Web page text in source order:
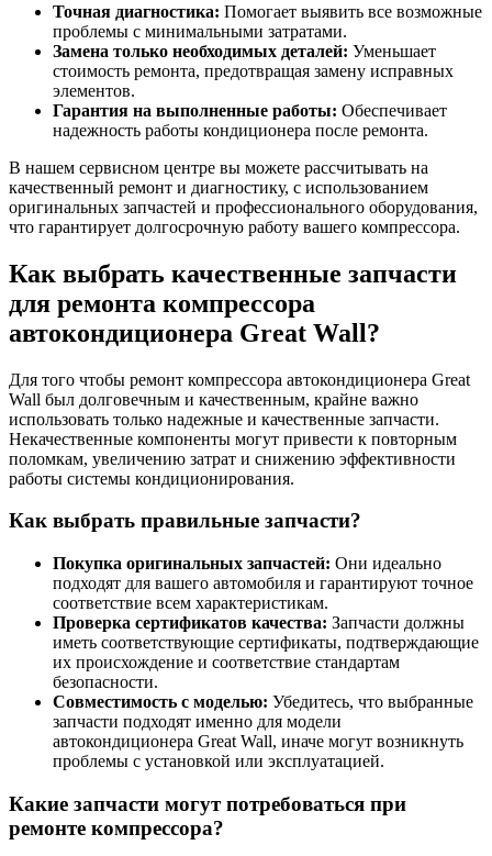
Точная диагностика: Помогает выявить все возможные
проблемы с минимальными затратами.
Замена только необходимых деталей: Уменьшает
стоимость ремонта, предотвращая замену исправных
элементов.
Гарантия на выполненные работы: Обеспечивает
надежность работы кондиционера после ремонта.
В нашем сервисном центре вы можете рассчитывать на
качественный ремонт и диагностику, с использованием
оригинальных запчастей и профессионального оборудования,
что гарантирует долгосрочную работу вашего компрессора.
Как выбрать качественные запчасти
для ремонта компрессора
автокондиционера Great Wall?
Для того чтобы ремонт компрессора автокондиционера Great
Wall был долговечным и качественным, крайне важно
использовать только надежные и качественные запчасти.
Некачественные компоненты могут привести к повторным
поломкам, увеличению затрат и снижению эффективности
работы системы кондиционирования.
Как выбрать правильные запчасти?
Покупка оригинальных запчастей: Они идеально
подходят для вашего автомобиля и гарантируют точное
соответствие всем характеристикам.
Проверка сертификатов качества: Запчасти должны
иметь соответствующие сертификаты, подтверждающие
их происхождение и соответствие стандартам
безопасности.
Совместимость с моделью: Убедитесь, что выбранные
запчасти подходят именно для модели
автокондиционера Great Wall, иначе могут возникнуть
проблемы с установкой или эксплуатацией.
Какие запчасти могут потребоваться при
ремонте компрессора?